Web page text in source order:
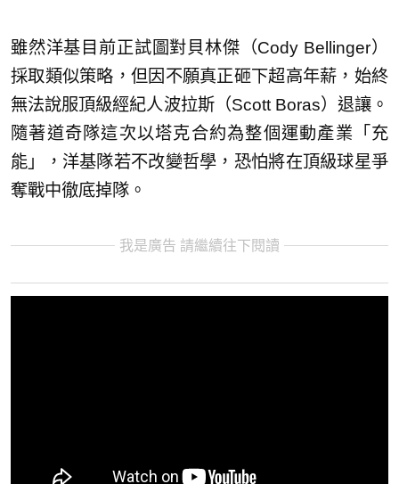
雖然洋基目前正試圖對貝林傑（Cody Bellinger）
採取類似策略，但因不願真正砸下超高年薪，始終
無法說服頂級經紀人波拉斯（Scott Boras）退讓。
隨著道奇隊這次以塔克合約為整個運動產業「充
能」，洋基隊若不改變哲學，恐怕將在頂級球星爭
奪戰中徹底掉隊。
我是廣告 請繼續往下閱讀